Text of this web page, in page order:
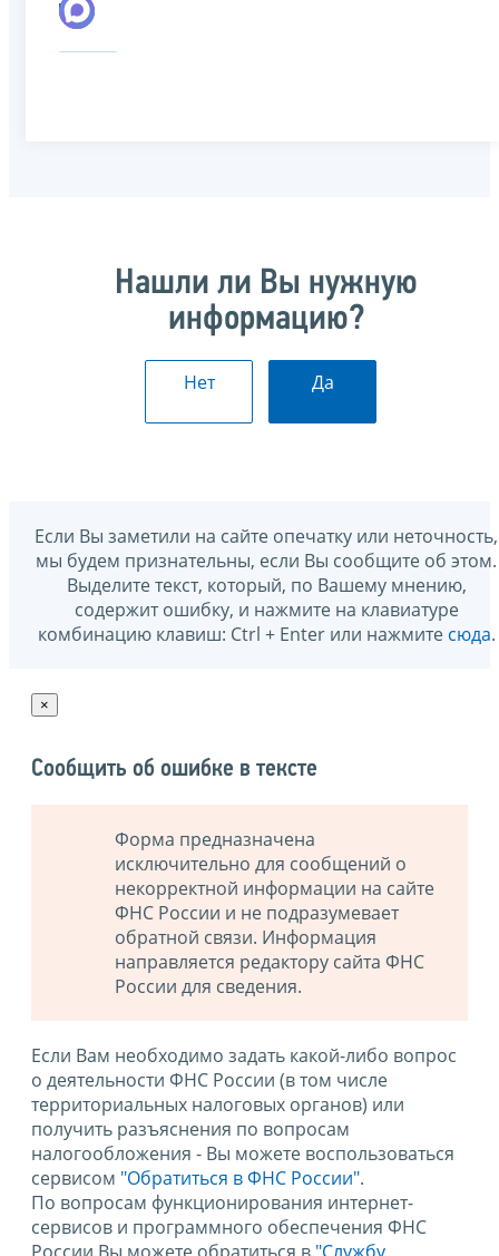
Нашли ли Вы нужную
информацию?
Нет Да
Если Вы заметили на сайте опечатку или неточность,
мы будем признательны, если Вы сообщите об этом.
Выделите текст, который, по Вашему мнению,
содержит ошибку, и нажмите на клавиатуре
комбинацию клавиш: Ctrl + Enter или нажмите сюда.
×
Сообщить об ошибке в тексте
Форма предназначена
исключительно для сообщений о
некорректной информации на сайте
ФНС России и не подразумевает
обратной связи. Информация
направляется редактору сайта ФНС
России для сведения.
Если Вам необходимо задать какой-либо вопрос
о деятельности ФНС России (в том числе
территориальных налоговых органов) или
получить разъяснения по вопросам
налогообложения - Вы можете воспользоваться
сервисом "Обратиться в ФНС России".
По вопросам функционирования интернет-
сервисов и программного обеспечения ФНС